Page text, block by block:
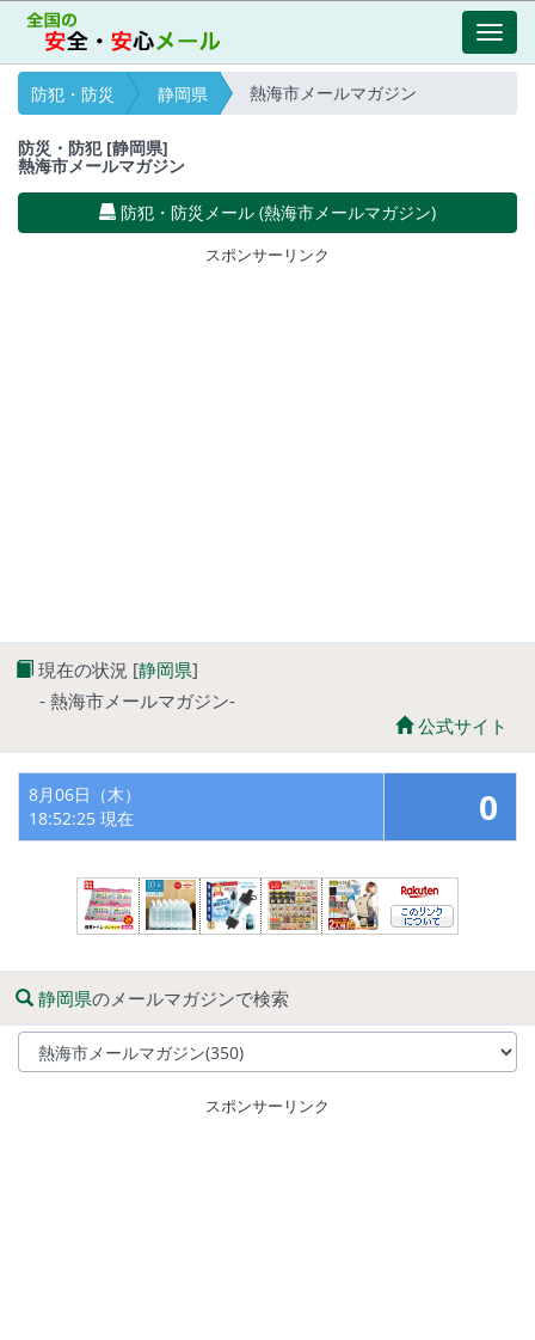
防犯・防災
静岡県 熱海市メールマガジン
防災・防犯 [静岡県]
熱海市メールマガジン
防犯・防災メール (熱海市メールマガジン)
スポンサーリンク
現在の状況 [静岡県]
- 熱海市メールマガジン-
公式サイト
8月06日（木）
18:52:25 現在
0
静岡県のメールマガジンで検索
スポンサーリンク